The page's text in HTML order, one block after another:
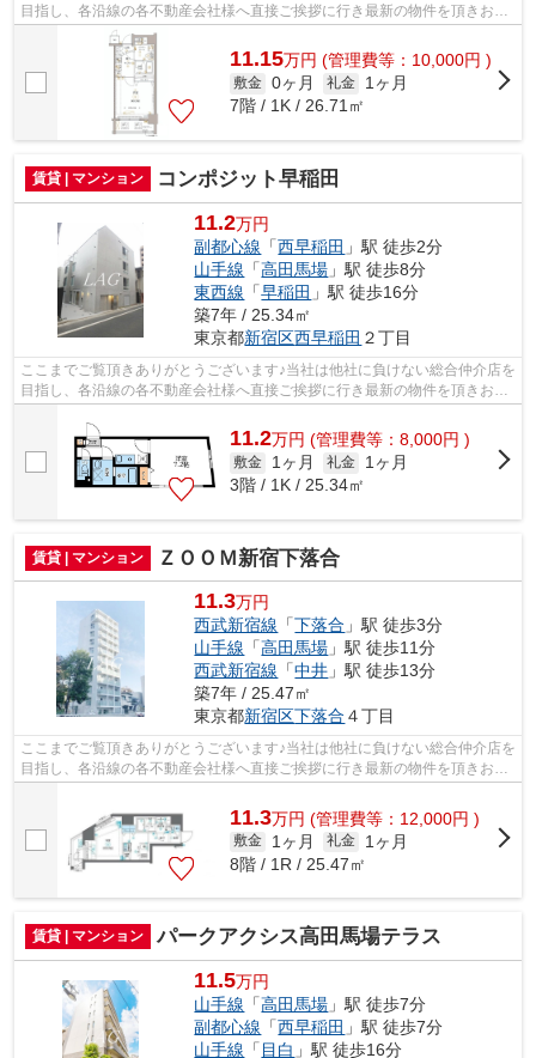
目指し、各沿線の各不動産会社様へ直接ご挨拶に行き最新の物件を頂きお客
様へ提供しております！最新の情報は...
11.15万円 (管理費等：10,000円 )
敷金 0ヶ月 礼金
1ヶ月
7階 / 1K / 26.71㎡
賃貸 | マンション コンポジット早稲田
11.2万円
副都心線 「西早稲田 」駅 徒歩2分
山手線 「高田馬場 」駅 徒歩8分
東西線 「早稲田 」駅 徒歩16分
築7年 / 25.34㎡
東京都新宿区西早稲田 ２丁目
ここまでご覧頂きありがとうございます♪当社は他社に負けない総合仲介店を
目指し、各沿線の各不動産会社様へ直接ご挨拶に行き最新の物件を頂きお客
様へ提供しております！最新の情報は...
11.2万円 (管理費等：8,000円 )
敷金 1ヶ月 礼金
1ヶ月
3階 / 1K / 25.34㎡
賃貸 | マンション ＺＯＯＭ新宿下落合
11.3万円
西武新宿線 「下落合 」駅 徒歩3分
山手線 「高田馬場 」駅 徒歩11分
西武新宿線 「中井 」駅 徒歩13分
築7年 / 25.47㎡
東京都新宿区下落合 ４丁目
ここまでご覧頂きありがとうございます♪当社は他社に負けない総合仲介店を
目指し、各沿線の各不動産会社様へ直接ご挨拶に行き最新の物件を頂きお客
11.3万円 (管理費等：12,000円 )
敷金 1ヶ月 礼金
1ヶ月
8階 / 1R / 25.47㎡
賃貸 | マンション パークアクシス高田馬場テラス
11.5万円
山手線 「高田馬場 」駅 徒歩7分
副都心線 「西早稲田 」駅 徒歩7分
山手線 「 目白 」駅 徒歩16分